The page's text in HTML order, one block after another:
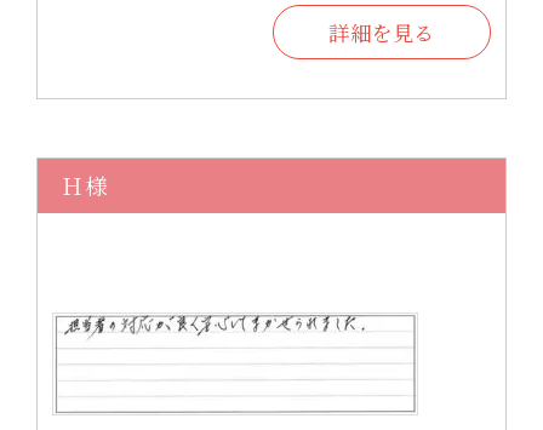
詳細を見る
Ｈ様